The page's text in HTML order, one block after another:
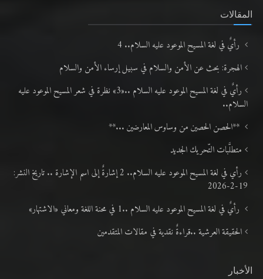
المقالات
رأيٌ في لغة المسيح الموعود عليه السلام.. 4
الهجرة: بحث عن الأمن والسلام في سبيل إرساء الأمن والسلام
رأيٌ في لغة المسيح الموعود عليه السلام ..«3» نظرة في شعر المسيح الموعود عليه
السلام..
**الحصن الحصين من وساوس المعارضين ...**
متطلَّبات التّحريك الجديد
رأي في لغة المسيح الموعود عليه السلام.. 2 إشارةٌ إلى اسم الإشارة .. تاريخ النشر:
19-2-2026
رأيٌ في لغة المسيح الموعود عليه السلام ..1 في محنة اللغة ومعاني «الاشتهار»
الحقيقة العرشية ..قراءةٌ نقدية في مقالات المتقدمين
الأخبار